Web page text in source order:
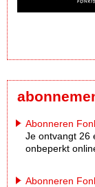
Abonneren
Je ontvangt 26
onbeperkt
Abonneren